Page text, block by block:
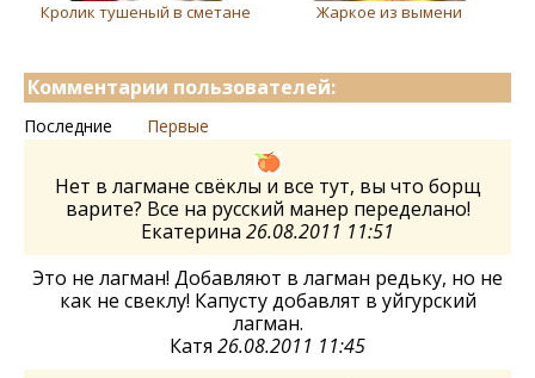
Кролик тушеный в сметане Жаркое из вымени
Комментарии пользователей:
Последние Первые
Нет в лагмане свёклы и все тут, вы что борщ
варите? Все на русский манер переделано!
Екатерина 26.08.2011 11:51
Это не лагман! Добавляют в лагман редьку, но не
как не свеклу! Капусту добавлят в уйгурский
лагман.
Катя 26.08.2011 11:45